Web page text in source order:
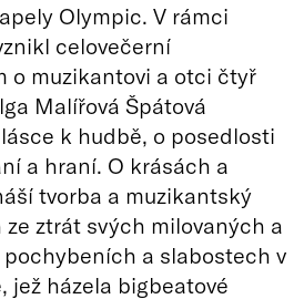
Olympic. V rámci
celovečerní
o muzikantovi a otci čtyř
Malířová Špátová
k hudbě, o posedlosti
a hraní. O krásách a
tvorba a muzikantský
ztrát svých milovaných a
a slabostech v
jež házela bigbeatové